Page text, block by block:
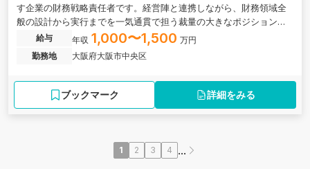
す企業の財務戦略責任者です。経営陣と連携しながら、財務領域全
般の設計から実行までを一気通貫で担う裁量の大きなポジションで
給与 年収 1,000〜1,500 万円
勤務地
大阪府大阪市中央区
ブックマーク 詳細をみる
1 2 3 4 ...